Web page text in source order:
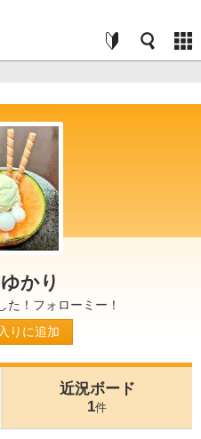
かり
た！フォローミー！
りに追加
近況ボード
1件